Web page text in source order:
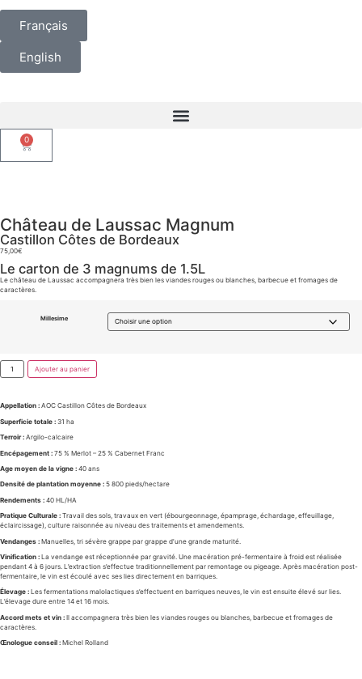
Français
English
0
Château de Laussac Magnum
Castillon Côtes de Bordeaux
75,00€
Le carton de 3 magnums de 1.5L
Le château de Laussac accompagnera très bien les viandes rouges ou blanches, barbecue et fromages de
caractères.
Millesime
Ajouter au panier
Appellation : AOC Castillon Côtes de Bordeaux
Superficie totale : 31 ha
Terroir : Argilo-calcaire
Encépagement : 75 % Merlot – 25 % Cabernet Franc
Age moyen de la vigne : 40 ans
Densité de plantation moyenne : 5 800 pieds/hectare
Rendements : 40 HL/HA
Pratique Culturale : Travail des sols, travaux en vert (ébourgeonnage, épamprage, échardage, effeuillage,
éclaircissage), culture raisonnée au niveau des traitements et amendements.
Vendanges : Manuelles, tri sévère grappe par grappe d’une grande maturité.
Vinification : La vendange est réceptionnée par gravité. Une macération pré-fermentaire à froid est réalisée
pendant 4 à 6 jours. L’extraction s’effectue traditionnellement par remontage ou pigeage. Après macération post-
fermentaire, le vin est écoulé avec ses lies directement en barriques.
Élevage : Les fermentations malolactiques s’effectuent en barriques neuves, le vin est ensuite élevé sur lies.
L’élevage dure entre 14 et 16 mois.
Accord mets et vin : Il accompagnera très bien les viandes rouges ou blanches, barbecue et fromages de
caractères.
Œnologue conseil : Michel Rolland